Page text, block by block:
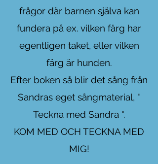
frågor där barnen själva kan
fundera på ex. vilken färg har
egentligen taket, eller vilken
färg är hunden.
Efter boken så blir det sång från
Sandras eget sångmaterial, "
Teckna med Sandra ".
KOM MED OCH TECKNA MED
MIG!